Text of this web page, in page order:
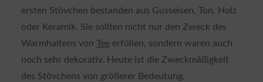
ersten Stövchen bestanden aus Gusseisen, Ton, Holz
oder Keramik. Sie sollten nicht nur den Zweck des
Warmhaltens von Teeerfüllen, sondern waren auch
noch sehr dekorativ. Heute ist die Zweckmäßigkeit
des Stövchens von größerer Bedeutung.